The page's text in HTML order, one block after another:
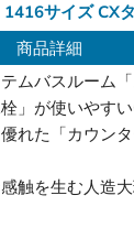
1416サイズ CX
商品詳細
ムバスルーム「
」が使いやす
れた「カウン
触を生む人造